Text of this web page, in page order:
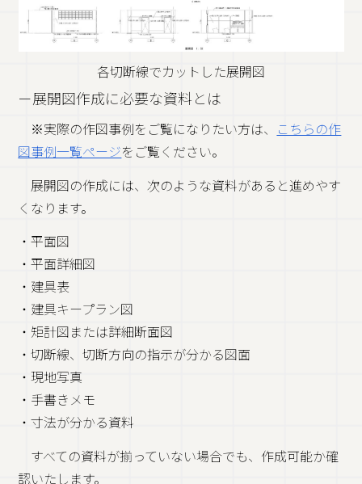
各切断線でカットした展開図
－展開図作成に必要な資料とは
※実際の作図事例をご覧になりたい方は、 こちらの作
図事例一覧ページをご覧ください。
展開図の作成には、次のような資料があると進めやす
くなります。
・平面図
・平面詳細図
・建具表
・建具キープラン図
・矩計図または詳細断面図
・切断線、切断方向の指示が分かる図面
・現地写真
・手書きメモ
・寸法が分かる資料
すべての資料が揃っていない場合でも、作成可能か確
認いたします。